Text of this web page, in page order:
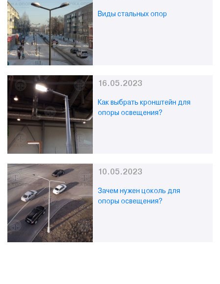
Виды стальных опор
16.05.2023
Как выбрать кронштейн для
опоры освещения?
10.05.2023
Зачем нужен цоколь для
опоры освещения?